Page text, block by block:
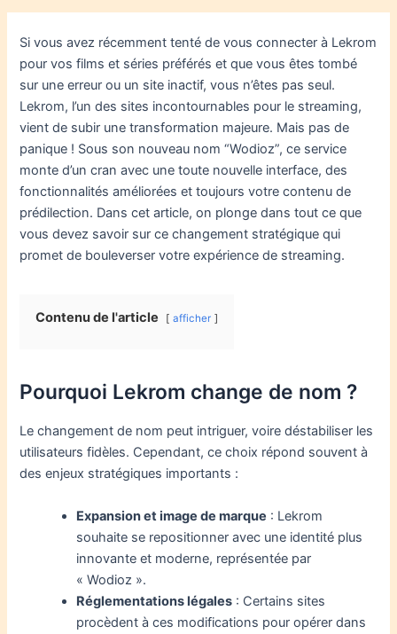
Si vous avez récemment tenté de vous connecter à Lekrom
pour vos films et séries préférés et que vous êtes tombé
sur une erreur ou un site inactif, vous n’êtes pas seul.
Lekrom, l’un des sites incontournables pour le streaming,
vient de subir une transformation majeure. Mais pas de
panique ! Sous son nouveau nom “Wodioz”, ce service
monte d’un cran avec une toute nouvelle interface, des
fonctionnalités améliorées et toujours votre contenu de
prédilection. Dans cet article, on plonge dans tout ce que
vous devez savoir sur ce changement stratégique qui
promet de bouleverser votre expérience de streaming.
Contenu de l'article afficher
Pourquoi Lekrom change de nom ?
Le changement de nom peut intriguer, voire déstabiliser les
utilisateurs fidèles. Cependant, ce choix répond souvent à
des enjeux stratégiques importants :
Expansion et image de marque : Lekrom
souhaite se repositionner avec une identité plus
innovante et moderne, représentée par
« Wodioz ».
Réglementations légales : Certains sites
procèdent à ces modifications pour opérer dans